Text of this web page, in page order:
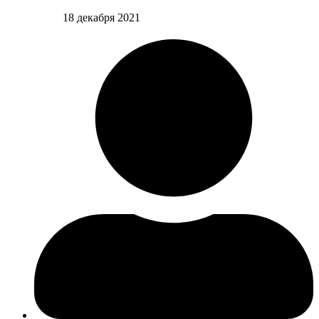
18 декабря 2021